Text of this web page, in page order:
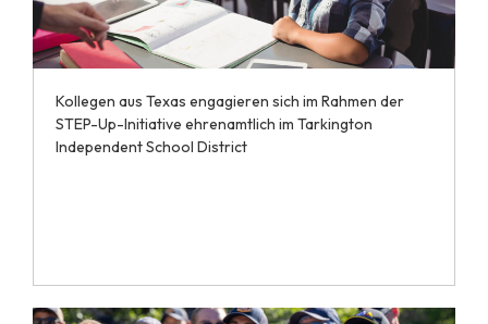
Kollegen aus Texas engagieren sich im Rahmen der
STEP-Up-Initiative ehrenamtlich im Tarkington
Independent School District